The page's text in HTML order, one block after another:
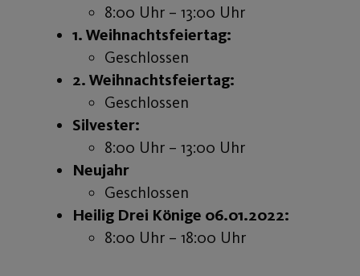
8:00 Uhr – 13:00 Uhr
1. Weihnachtsfeiertag:
Geschlossen
2. Weihnachtsfeiertag:
Geschlossen
Silvester:
8:00 Uhr – 13:00 Uhr
Neujahr
Geschlossen
Heilig Drei Könige 06.01.2022:
8:00 Uhr – 18:00 Uhr